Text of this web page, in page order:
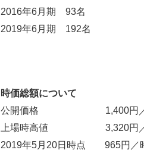
2016年6月期 93名
2019年6月期 192名
時価総額について
公開価格 1,400円／時
上場時高値 3,320円／時
2019年5月20日時点 965円／時